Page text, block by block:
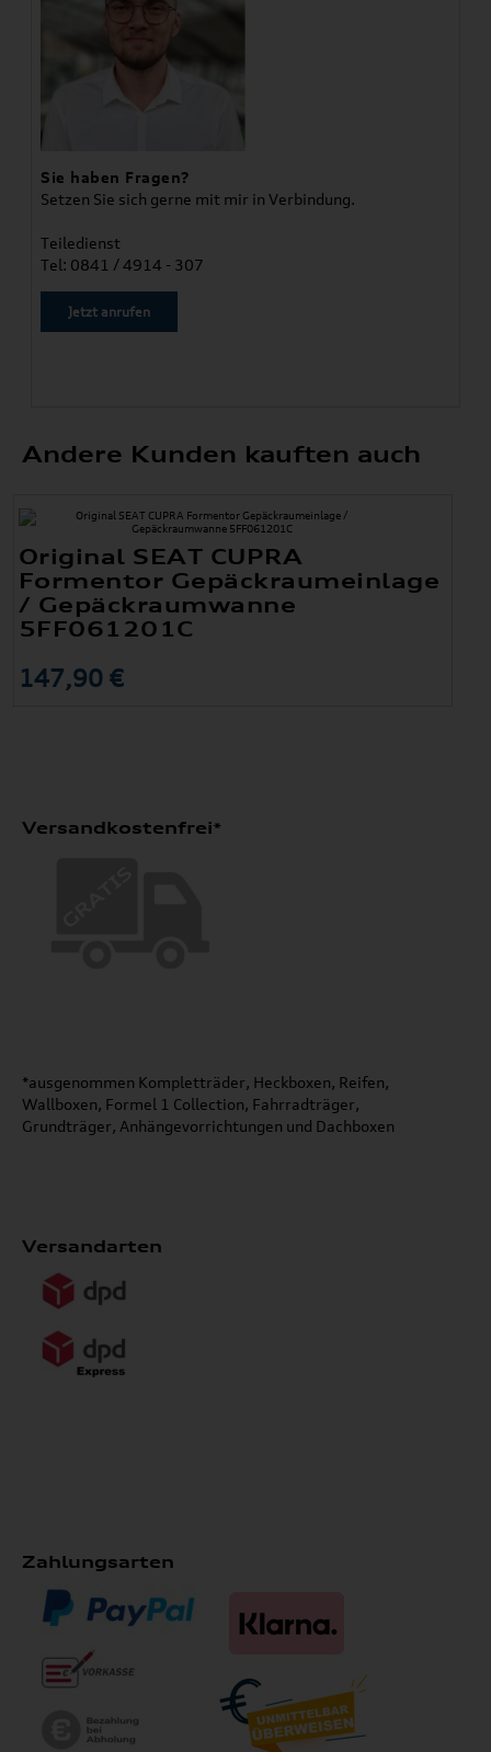
Sie haben Fragen?
Setzen Sie sich gerne mit mir in Verbindung.
Teiledienst
Tel: 0841 / 4914 - 307
Jetzt anrufen
Andere Kunden kauften auch
Original SEAT CUPRA
Formentor Gepäckraumeinlage
/ Gepäckraumwanne
5FF061201C
147,90 €
Versandkostenfrei*
*ausgenommen Kompletträder, Heckboxen, Reifen,
Wallboxen, Formel 1 Collection, Fahrradträger,
Grundträger, Anhängevorrichtungen und Dachboxen
Versandarten
Zahlungsarten